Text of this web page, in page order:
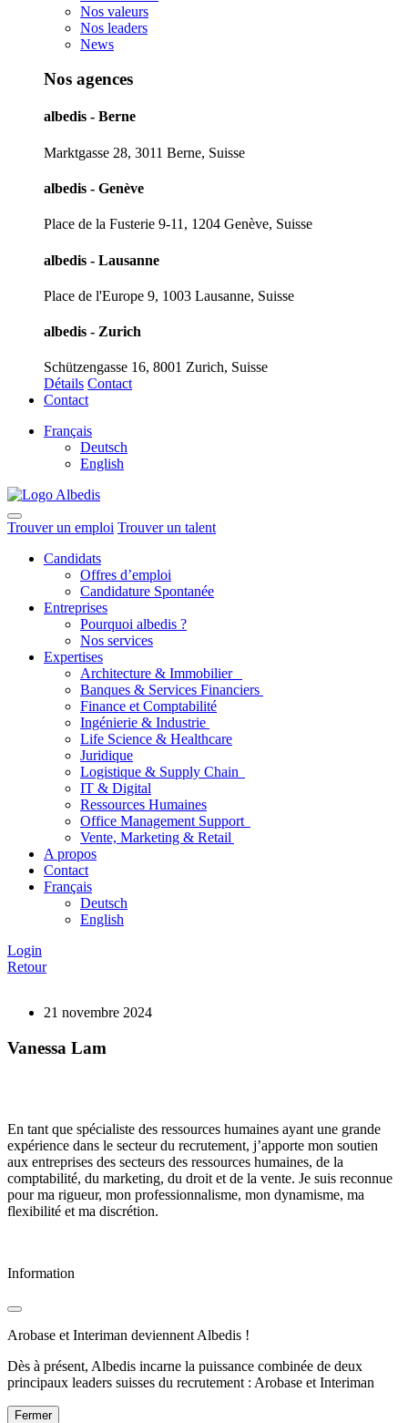
Nos valeurs
Nos leaders
News
Nos agences
albedis - Berne
Marktgasse 28, 3011 Berne, Suisse
albedis - Genève
Place de la Fusterie 9-11, 1204 Genève, Suisse
albedis - Lausanne
Place de l'Europe 9, 1003 Lausanne, Suisse
albedis - Zurich
Schützengasse 16, 8001 Zurich, Suisse
Détails Contact
Contact
Français
Deutsch
English
Trouver un emploi Trouver un talent
Candidats
Offres d’emploi
Candidature Spontanée
Entreprises
Pourquoi albedis ?
Nos services
Expertises
Architecture & Immobilier
Banques & Services Financiers
Finance et Comptabilité
Ingénierie & Industrie
Life Science & Healthcare
Juridique
Logistique & Supply Chain
IT & Digital
Ressources Humaines
Office Management Support
Vente, Marketing & Retail
A propos
Contact
Français
Deutsch
English
Login
Retour
21 novembre 2024
Vanessa Lam
En tant que spécialiste des ressources humaines ayant une grande
expérience dans le secteur du recrutement, j’apporte mon soutien
aux entreprises des secteurs des ressources humaines, de la
comptabilité, du marketing, du droit et de la vente. Je suis reconnue
pour ma rigueur, mon professionnalisme, mon dynamisme, ma
flexibilité et ma discrétion.
Information
Arobase et Interiman deviennent Albedis !
Dès à présent, Albedis incarne la puissance combinée de deux
principaux leaders suisses du recrutement : Arobase et Interiman
Fermer